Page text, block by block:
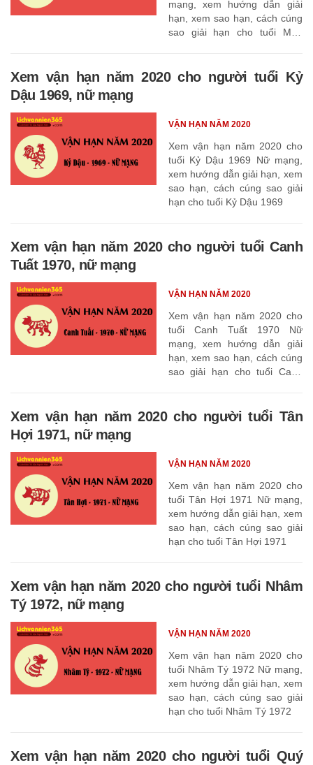
mạng, xem hướng dẫn giải
hạn, xem sao hạn, cách cúng
sao giải hạn cho tuổi Mậu
Xem vận hạn năm 2020 cho người tuổi Kỷ
Dậu 1969, nữ mạng
Xem vận hạn năm 2020 cho
tuổi Kỷ Dậu 1969 Nữ mạng,
xem hướng dẫn giải hạn, xem
sao hạn, cách cúng sao giải
hạn cho tuổi Kỷ Dậu 1969
VẬN HẠN NĂM 2020
Xem vận hạn năm 2020 cho người tuổi Canh
Tuất 1970, nữ mạng
Xem vận hạn năm 2020 cho
tuổi Canh Tuất 1970 Nữ
mạng, xem hướng dẫn giải
hạn, xem sao hạn, cách cúng
sao giải hạn cho tuổi Canh
VẬN HẠN NĂM 2020
Xem vận hạn năm 2020 cho người tuổi Tân
Hợi 1971, nữ mạng
Xem vận hạn năm 2020 cho
tuổi Tân Hợi 1971 Nữ mạng,
xem hướng dẫn giải hạn, xem
sao hạn, cách cúng sao giải
hạn cho tuổi Tân Hợi 1971
VẬN HẠN NĂM 2020
Xem vận hạn năm 2020 cho người tuổi Nhâm
Tý 1972, nữ mạng
Xem vận hạn năm 2020 cho
tuổi Nhâm Tý 1972 Nữ mạng,
xem hướng dẫn giải hạn, xem
sao hạn, cách cúng sao giải
hạn cho tuổi Nhâm Tý 1972
VẬN HẠN NĂM 2020
Xem vận hạn năm 2020 cho người tuổi Quý